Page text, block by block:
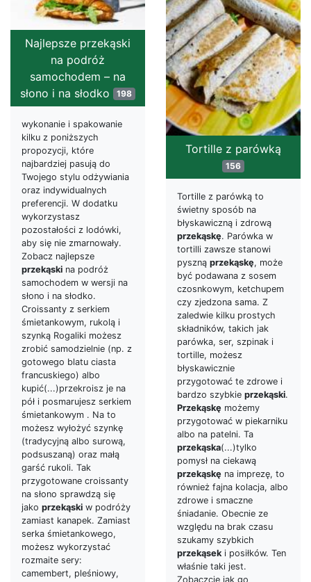
Najlepsze przekąski
na podróż
samochodem – na
słono i na słodko 198
wykonanie i spakowanie
kilku z poniższych
propozycji, które
najbardziej pasują do
Twojego stylu odżywiania
oraz indywidualnych
preferencji. W dodatku
wykorzystasz
pozostałości z lodówki,
aby się nie zmarnowały.
Zobacz najlepsze
przekąski na podróż
samochodem w wersji na
słono i na słodko.
Croissanty z serkiem
śmietankowym, rukolą i
szynką Rogaliki możesz
zrobić samodzielnie (np. z
gotowego blatu ciasta
francuskiego) albo
kupić(...)przekroisz je na
pół i posmarujesz serkiem
śmietankowym . Na to
możesz wyłożyć szynkę
(tradycyjną albo surową,
podsuszaną) oraz małą
garść rukoli. Tak
przygotowane croissanty
na słono sprawdzą się
jako przekąski w podróży
zamiast kanapek. Zamiast
serka śmietankowego,
możesz wykorzystać
rozmaite sery:
camembert, pleśniowy,
Tortille z parówką
156
Tortille z parówką to
świetny sposób na
błyskawiczną i zdrową
przekąskę. Parówka w
tortilli zawsze stanowi
pyszną przekąskę, może
być podawana z sosem
czosnkowym, ketchupem
czy zjedzona sama. Z
zaledwie kilku prostych
składników, takich jak
parówka, ser, szpinak i
tortille, możesz
błyskawicznie
przygotować te zdrowe i
bardzo szybkie przekąski.
Przekąskę możemy
przygotować w piekarniku
albo na patelni. Ta
przekąska(...)tylko
pomysł na ciekawą
przekąskę na imprezę, to
również fajna kolacja, albo
zdrowe i smaczne
śniadanie. Obecnie ze
względu na brak czasu
szukamy szybkich
przekąseki posiłków. Ten
właśnie taki jest.
Zobaczcie jak go